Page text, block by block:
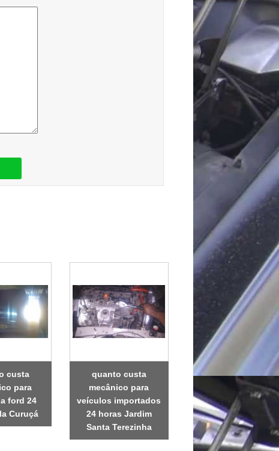
custa
para
ford 24
Curuçá
quanto custa
mecânico para
veículos importados
24 horas Jardim
Santa Terezinha